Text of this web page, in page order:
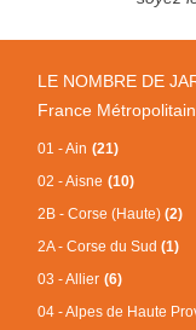
LE NOMBRE DE
France
01 - Ain(21)
02 - Aisne(10)
2B - Corse (Haute)(2)
2A - Corse du Sud(1)
03 - Allier(6)
04 - Alpes de Haute